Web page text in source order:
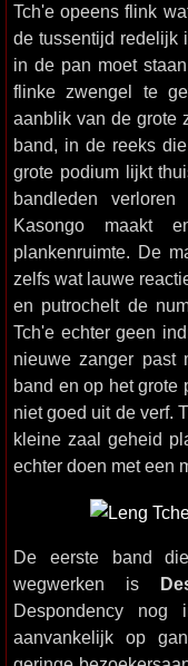
Tch'e opeens flink
de tussentijd redelijk
in de pan moet
flinke zwengel te
aanblik van de grote
band, in de reeks
grote podium lijkt
bandleden
Kasongo maakt
plankenruimte. De
zelfs wat lauwe
en putrochelt de
Tch'e echter geen
nieuwe zanger
band en op het grote
niet goed uit de verf.
kleine zaal geheid
echter doen met een
De eerste band
wegwerken is
Despondency
aanvankelijk op